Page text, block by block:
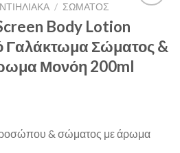
Wishlist
/ ΣΏΜΑΤΟΣ
Body Lotion
Γαλάκτωμα Σώματος &
Μονόη 200ml
& σώματος με άρωμα